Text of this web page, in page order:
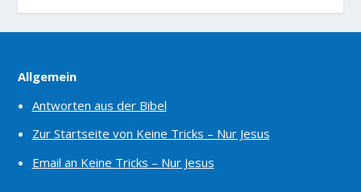
Allgemein
Antworten aus der Bibel
Zur Startseite von Keine Tricks – Nur Jesus
Email an Keine Tricks – Nur Jesus